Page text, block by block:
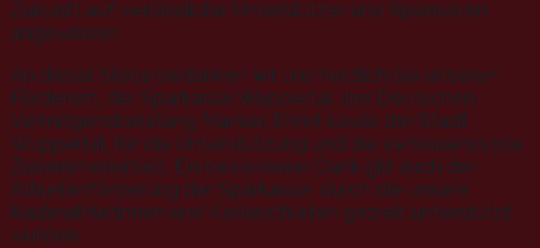
Zukunft auf verlässliche Unterstützer und Sponsoren
angewiesen.
An dieser Stelle bedanken wir uns herzlich bei unseren
Förderern, der Sparkasse Wuppertal, der Deutschen
Vermögensberatung Manuel Ehret sowie der Stadt
Wuppertal, für die Unterstützung und die vertrauensvolle
Zusammenarbeit. Ein besonderer Dank gilt auch der
Athletenförderung der Sparkasse, durch die unsere
Kaderathletinnen und Kaderathleten gezielt unterstützt
wurden.